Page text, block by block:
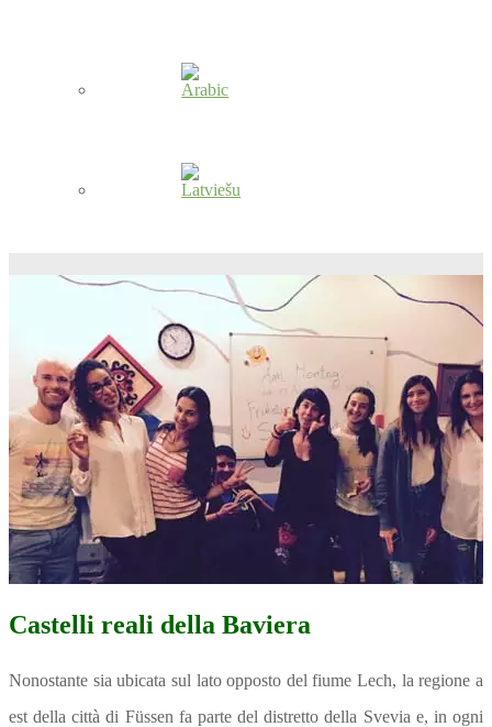
Castelli reali della Baviera
Nonostante sia ubicata sul lato opposto del fiume Lech, la regione a
est della città di Füssen fa parte del distretto della Svevia e, in ogni